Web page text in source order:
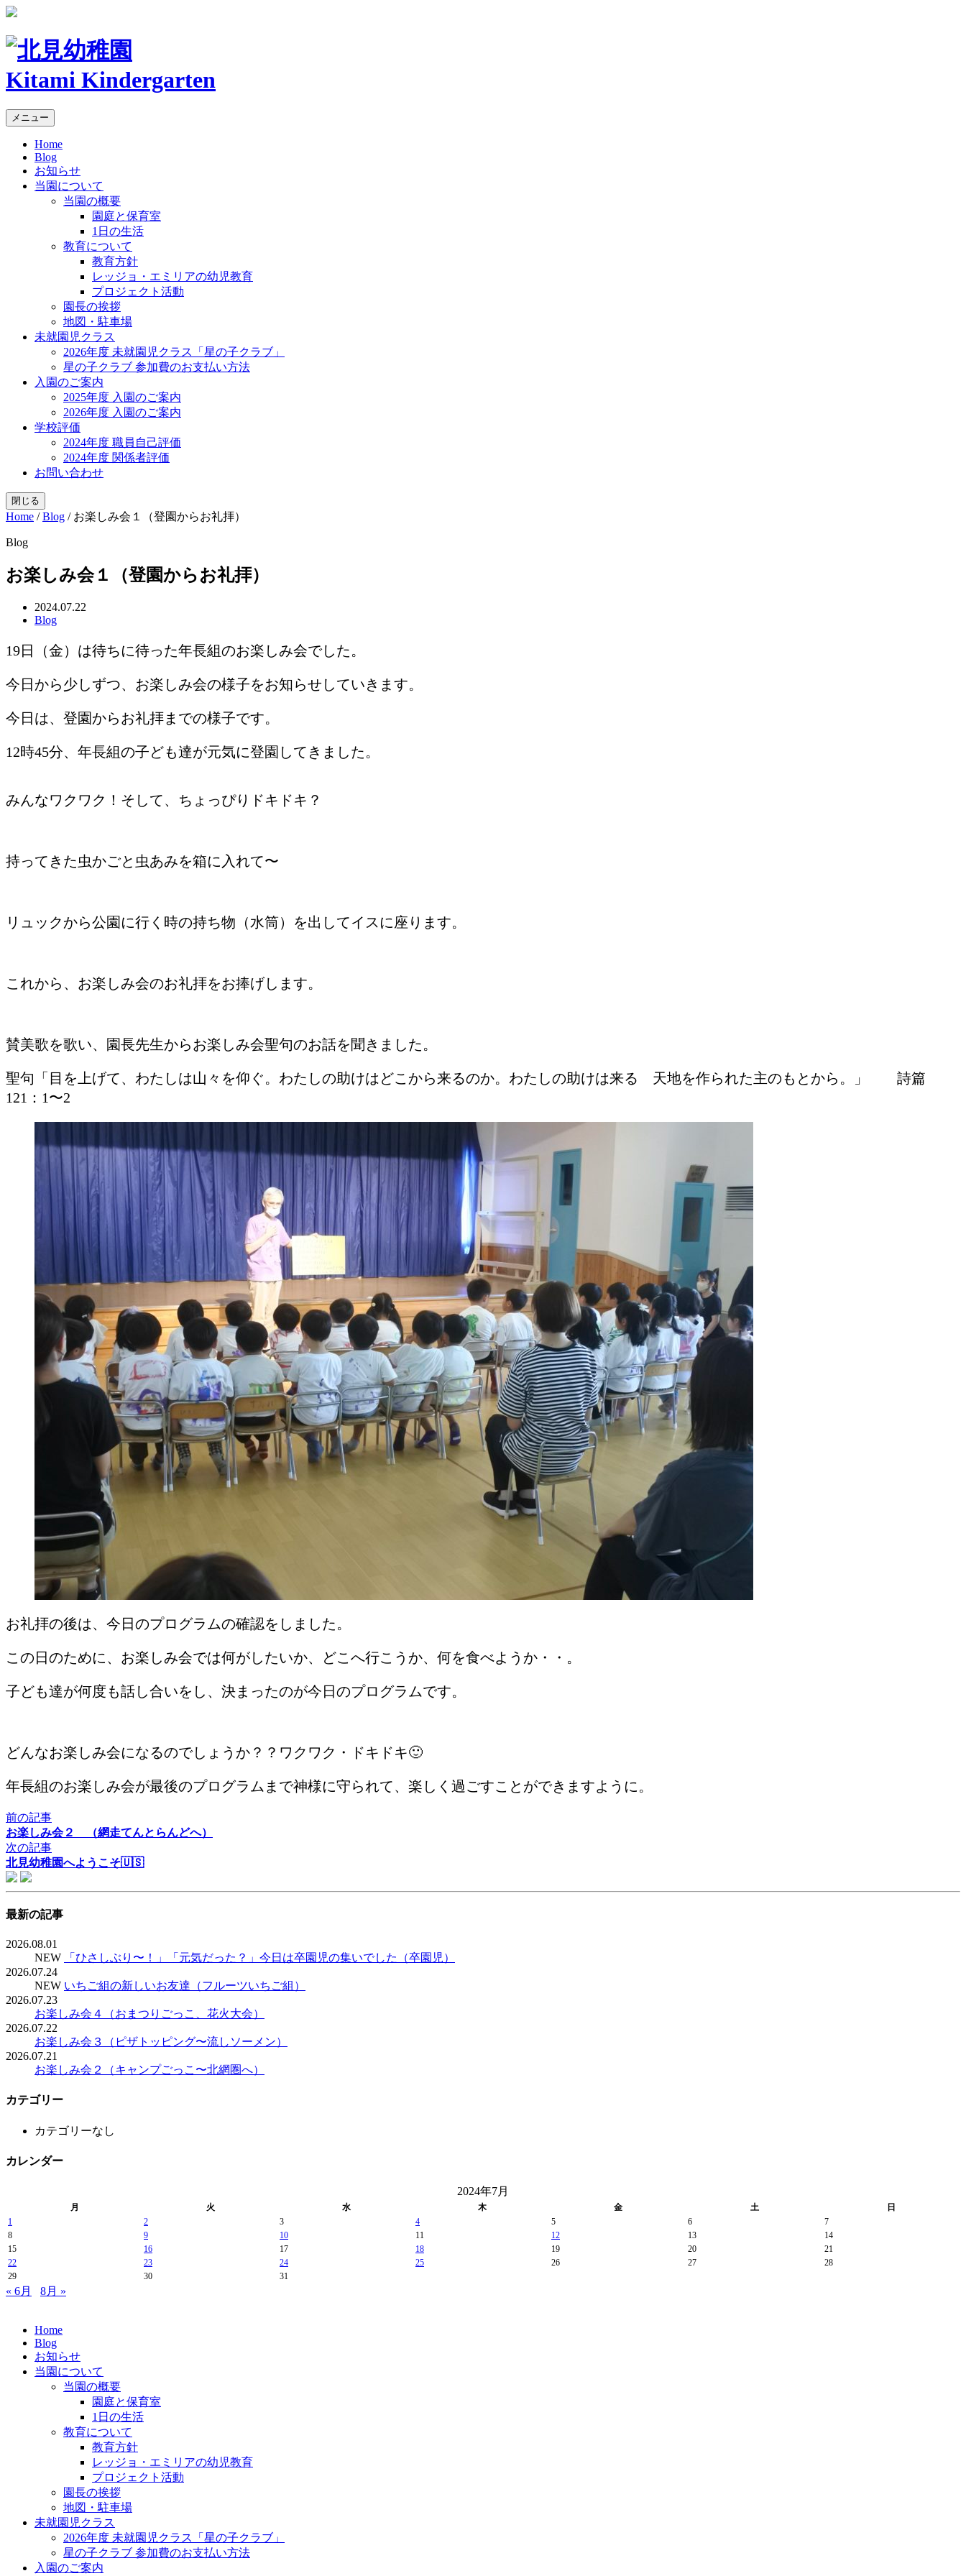
Kitami Kindergarten
メニュー
Home
Blog
お知らせ
当園について
当園の概要
園庭と保育室
1日の生活
教育について
教育方針
レッジョ・エミリアの幼児教育
プロジェクト活動
園長の挨拶
地図・駐車場
未就園児クラス
2026年度 未就園児クラス「星の子クラブ」
星の子クラブ 参加費のお支払い方法
入園のご案内
2025年度 入園のご案内
2026年度 入園のご案内
学校評価
2024年度 職員自己評価
2024年度 関係者評価
お問い合わせ
閉じる
Home /Blog / お楽しみ会１（登園からお礼拝）
Blog
お楽しみ会１（登園からお礼拝）
2024.07.22
Blog
19日（金）は待ちに待った年長組のお楽しみ会でした。
今日から少しずつ、お楽しみ会の様子をお知らせしていきます。
今日は、登園からお礼拝までの様子です。
12時45分、年長組の子ども達が元気に登園してきました。
みんなワクワク！そして、ちょっぴりドキドキ？
持ってきた虫かごと虫あみを箱に入れて〜
リュックから公園に行く時の持ち物（水筒）を出してイスに座ります。
これから、お楽しみ会のお礼拝をお捧げします。
賛美歌を歌い、園長先生からお楽しみ会聖句のお話を聞きました。
聖句「目を上げて、わたしは山々を仰ぐ。わたしの助けはどこから来るのか。わたしの助けは来る 天地を作られた主のもとから。」 詩篇
121：1〜2
お礼拝の後は、今日のプログラムの確認をしました。
この日のために、お楽しみ会では何がしたいか、どこへ行こうか、何を食べようか・・。
子ども達が何度も話し合いをし、決まったのが今日のプログラムです。
どんなお楽しみ会になるのでしょうか？？ワクワク・ドキドキ🙂
年長組のお楽しみ会が最後のプログラムまで神様に守られて、楽しく過ごすことができますように。
前の記事
お楽しみ会２ （網走てんとらんどへ）
次の記事
北見幼稚園へようこそ🇺🇸
最新の記事
2026.08.01
NEW
「ひさしぶり〜！」「元気だった？」今日は卒園児の集いでした（卒園児）
2026.07.24
NEW いちご組の新しいお友達（フルーツいちご組）
2026.07.23
お楽しみ会４（おまつりごっこ、花火大会）
2026.07.22
お楽しみ会３（ピザトッピング〜流しソーメン）
2026.07.21
お楽しみ会２（キャンプごっこ〜北網圏へ）
カテゴリー
カテゴリーなし
カレンダー
2024年7月
月 火 水 木 金 土
日
1
2 3 4 5 6
7
8
9 10 11 12 13
14
15
16 17 18 19 20
21
22
23 24 25 26 27
28
29
30 31
« 6月 8月 »
Home
Blog
お知らせ
当園について
当園の概要
園庭と保育室
1日の生活
教育について
教育方針
レッジョ・エミリアの幼児教育
プロジェクト活動
園長の挨拶
地図・駐車場
未就園児クラス
2026年度 未就園児クラス「星の子クラブ」
星の子クラブ 参加費のお支払い方法
入園のご案内